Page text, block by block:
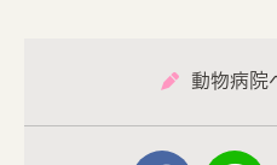
動物病院